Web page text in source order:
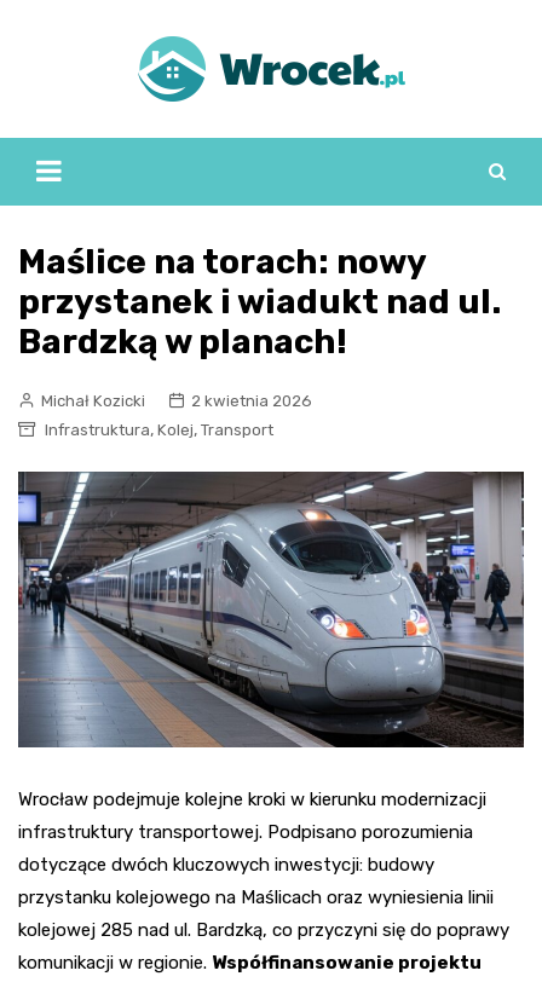
Maślice na torach: nowy
przystanek i wiadukt nad ul.
Bardzką w planach!
Michał Kozicki
2 kwietnia 2026
Infrastruktura, Kolej, Transport
Wrocław podejmuje kolejne kroki w kierunku modernizacji
infrastruktury transportowej. Podpisano porozumienia
dotyczące dwóch kluczowych inwestycji: budowy
przystanku kolejowego na Maślicach oraz wyniesienia linii
kolejowej 285 nad ul. Bardzką, co przyczyni się do poprawy
komunikacji w regionie. Współfinansowanie projektu